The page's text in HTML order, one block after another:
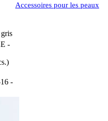
Accessoires pour les peaux
-
-